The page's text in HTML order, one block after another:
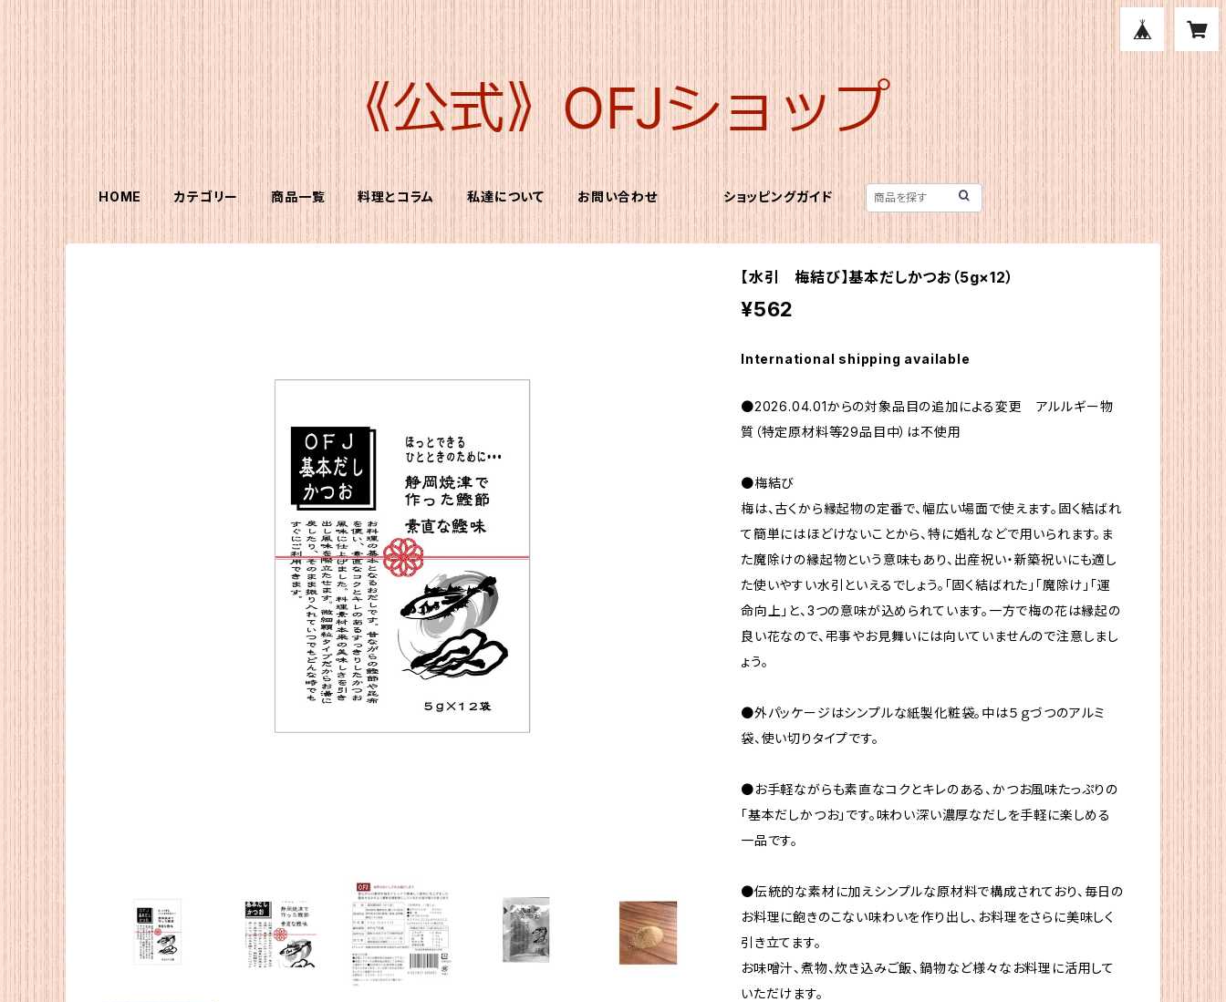
HOME カテゴリー 商品一覧 料理とコラム 私達について お問い合わせ ショッピングガイド
【水引 梅結び】基本だしかつお（5g×12）
¥562
International shipping available
●2026.04.01からの対象品目の追加による変更 アルルギー物
質（特定原材料等29品目中）は不使用
●梅結び
梅は、古くから縁起物の定番で、幅広い場面で使えます。固く結ばれ
て簡単にはほどけないことから、特に婚礼などで用いられます。ま
た魔除けの縁起物という意味もあり、出産祝い・新築祝いにも適し
た使いやすい水引といえるでしょう。「固く結ばれた」「魔除け」「運
命向上」と、3つの意味が込められています。一方で梅の花は縁起の
良い花なので、弔事やお見舞いには向いていませんので注意しまし
ょう。
●外パッケージはシンプルな紙製化粧袋。中は５ｇづつのアルミ
袋、使い切りタイプです。
●お手軽ながらも素直なコクとキレのある、かつお風味たっぷりの
「基本だしかつお」です。味わい深い濃厚なだしを手軽に楽しめる
一品です。
●伝統的な素材に加えシンプルな原材料で構成されており、毎日の
お料理に飽きのこない味わいを作り出し、お料理をさらに美味しく
引き立てます。
お味噌汁、煮物、炊き込みご飯、鍋物など様々なお料理に活用して
いただけます。